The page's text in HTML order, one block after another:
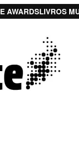
AWARDSLIVROS